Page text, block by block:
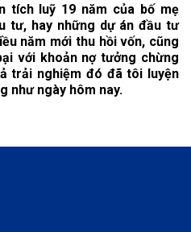
tích luỹ 19 năm của bố mẹ
tư, hay những dự án đầu tư
năm mới thu hồi vốn, cũng
với khoản nợ tưởng chừng
trải nghiệm đó đã tôi luyện
như ngày hôm nay.